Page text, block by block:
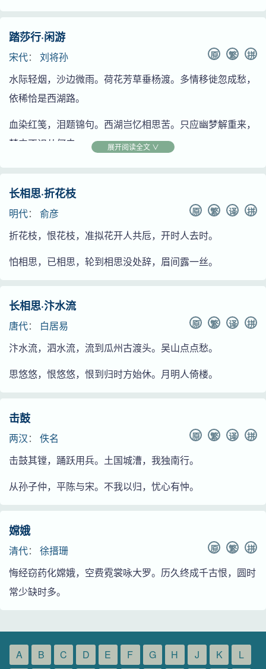
踏莎行·闲游
宋代： 刘将孙 拼
繁
原
水际轻烟，沙边微雨。荷花芳草垂杨渡。多情移徙忽成愁，
依稀恰是西湖路。
血染红笺，泪题锦句。西湖岂忆相思苦。只应幽梦解重来，
梦中不识从何去。
展开阅读全文 ∨
长相思·折花枝
明代： 俞彦 拼
译
繁
原
折花枝，恨花枝，准拟花开人共卮，开时人去时。
怕相思，已相思，轮到相思没处辞，眉间露一丝。
长相思·汴水流
唐代： 白居易 拼
译
繁
原
汴水流，泗水流，流到瓜州古渡头。吴山点点愁。
思悠悠，恨悠悠，恨到归时方始休。月明人倚楼。
击鼓
两汉： 佚名 拼
译
繁
原
击鼓其镗，踊跃用兵。土国城漕，我独南行。
从孙子仲，平陈与宋。不我以归，忧心有忡。
嫦娥
清代： 徐搢珊 拼
繁
原
悔经窃药化嫦娥，空费霓裳咏大罗。历久终成千古恨，圆时
常少缺时多。
A B C D E F G H J K L